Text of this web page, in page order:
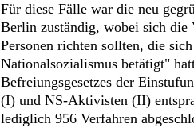
Für diese Fälle war die neu
Berlin zuständig, wobei sich die
Personen richten sollten, die
Nationalsozialismus betätigt"
Befreiungsgesetzes der
(I) und NS-Aktivisten (II)
lediglich 956 Verfahren